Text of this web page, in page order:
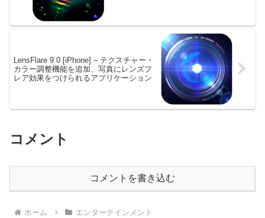
LensFlare 9.0 [iPhone] – テクスチャー・
カラー調整機能を追加、写真にレンズフ
レア効果をつけられるアプリケーション
コメント
コメントを書き込む
ホーム エンターテインメント